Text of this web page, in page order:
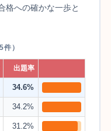
格への確かな一歩と
）
出題率
34.6%
34.2%
31.2%